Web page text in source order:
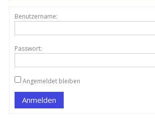
Benutzername:
Passwort:
Angemeldet bleiben
Anmelden